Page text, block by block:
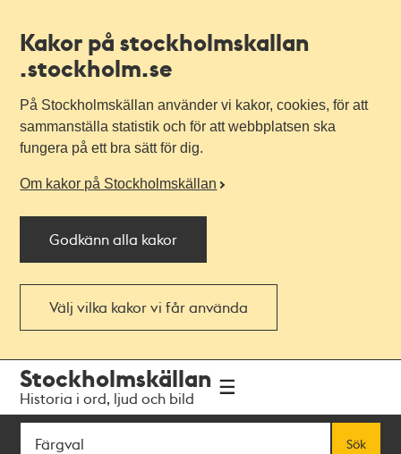
Kakor på stockholmskallan
.stockholm.se
På Stockholmskällan använder vi kakor, cookies, för att
sammanställa statistik och för att webbplatsen ska
fungera på ett bra sätt för dig.
Om kakor på Stockholmskällan
Godkänn alla kakor
Välj vilka kakor vi får använda
navigationen
huvudinnehållet
Stockholmskällan
Historia i ord, ljud och bild
Sök
Sök